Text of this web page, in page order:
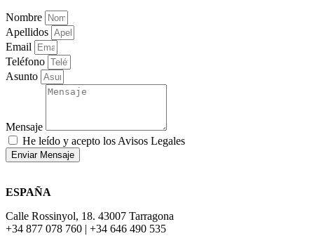
Nombre
Apellidos
Email
Teléfono
Asunto
Mensaje
He leído y acepto los Avisos Legales
Enviar Mensaje
ESPAÑA
Calle Rossinyol, 18. 43007 Tarragona
+34 877 078 760 | +34 646 490 535